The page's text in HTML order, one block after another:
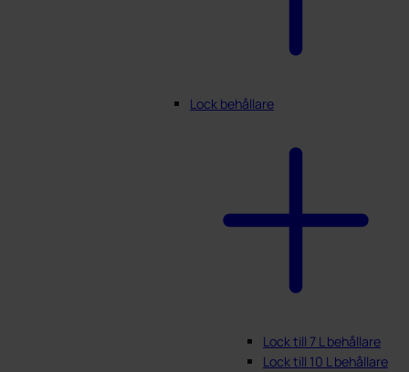
Lock behållare
Lock till 7 L behållare
Lock till 10 L behållare